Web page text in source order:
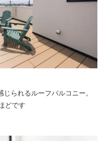
られるルーフバルコニー。
どです